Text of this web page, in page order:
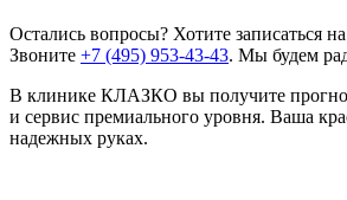
Остались вопросы? Хотите записаться
Звоните +7 (495) 953-43-43. Мы будем
В клинике КЛАЗКО вы получите
и сервис премиального уровня. Ваша
надежных руках.